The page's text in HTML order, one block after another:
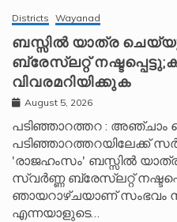
Districts Wayanad
ബസ്സിൽ യാത്ര
ബ്രേസ്‌ലറ്റ്
വിവരമറിയിക്കുക
August 5, 2026
പടിഞ്ഞാറത്തറ : അഞ്ചാം
പടിഞ്ഞാറത്തറയിലേക്ക്
'രാജഹംസം' ബസ്സിൽ
സ്വർണ്ണ ബ്രേസ്‌ലറ്റ്
ഞായറാഴ്ചയാണ് സംഭവം
എന്നയാളുടെ…